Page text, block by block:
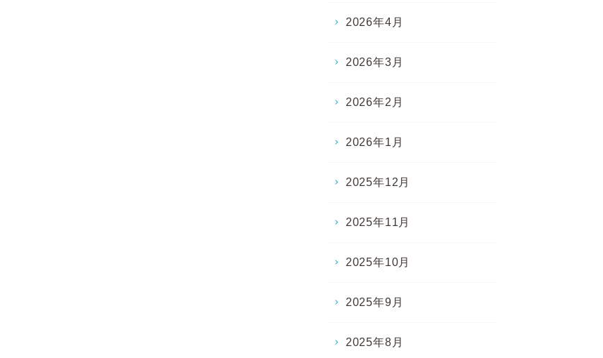
2026年4月
2026年3月
2026年2月
2026年1月
2025年12月
2025年11月
2025年10月
2025年9月
2025年8月